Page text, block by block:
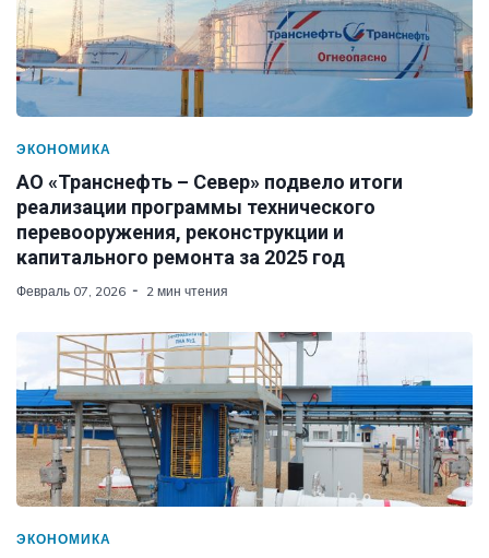
ЭКОНОМИКА
АО «Транснефть – Север» подвело итоги
реализации программы технического
перевооружения, реконструкции и
капитального ремонта за 2025 год
Февраль 07, 2026 2 мин чтения
ЭКОНОМИКА